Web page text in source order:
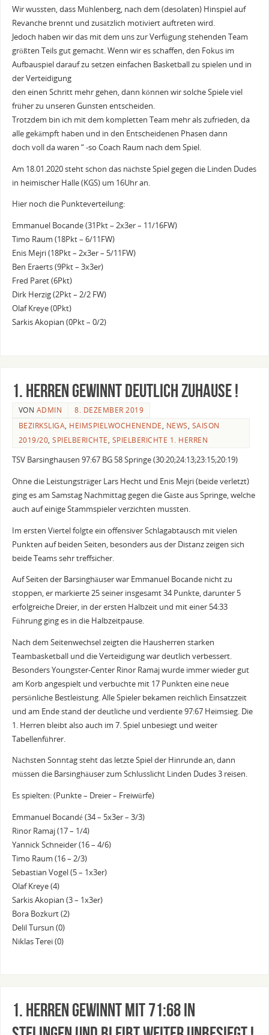
Wir wussten, dass Mühlenberg, nach dem (desolaten) Hinspiel auf
Revanche brennt und zusätzlich motiviert auftreten wird.
Jedoch haben wir das mit dem uns zur Verfügung stehenden Team
größten Teils gut gemacht. Wenn wir es schaffen, den Fokus im
Aufbauspiel darauf zu setzen einfachen Basketball zu spielen und in
der Verteidigung
den einen Schritt mehr gehen, dann können wir solche Spiele viel
früher zu unseren Gunsten entscheiden.
Trotzdem bin ich mit dem kompletten Team mehr als zufrieden, da
alle gekämpft haben und in den Entscheidenen Phasen dann
doch voll da waren “ -so Coach Raum nach dem Spiel.
Am 18.01.2020 steht schon das nächste Spiel gegen die Linden Dudes
in heimischer Halle (KGS) um 16Uhr an.
Hier noch die Punkteverteilung:
Emmanuel Bocande (31Pkt – 2x3er – 11/16FW)
Timo Raum (18Pkt – 6/11FW)
Enis Mejri (18Pkt – 2x3er – 5/11FW)
Ben Eraerts (9Pkt – 3x3er)
Fred Paret (6Pkt)
Dirk Herzig (2Pkt – 2/2 FW)
Olaf Kreye (0Pkt)
Sarkis Akopian (0Pkt – 0/2)
1. Herren gewinnt deutlich zuhause !
VON ADMIN
8. DEZEMBER 2019
BEZIRKSLIGA, HEIMSPIELWOCHENENDE, NEWS, SAISON
2019/20,SPIELBERICHTE, SPIELBERICHTE 1. HERREN
TSV Barsinghausen 97:67 BG 58 Springe (30:20;24:13;23:15;20:19)
Ohne die Leistungsträger Lars Hecht und Enis Mejri (beide verletzt)
ging es am Samstag Nachmittag gegen die Gäste aus Springe, welche
auch auf einige Stammspieler verzichten mussten.
Im ersten Viertel folgte ein offensiver Schlagabtausch mit vielen
Punkten auf beiden Seiten, besonders aus der Distanz zeigen sich
beide Teams sehr treffsicher.
Auf Seiten der Barsinghäuser war Emmanuel Bocande nicht zu
stoppen, er markierte 25 seiner insgesamt 34 Punkte, darunter 5
erfolgreiche Dreier, in der ersten Halbzeit und mit einer 54:33
Führung ging es in die Halbzeitpause.
Nach dem Seitenwechsel zeigten die Hausherren starken
Teambasketball und die Verteidigung war deutlich verbessert.
Besonders Youngster-Center Rinor Ramaj wurde immer wieder gut
am Korb angespielt und verbuchte mit 17 Punkten eine neue
persönliche Bestleistung. Alle Spieler bekamen reichlich Einsatzzeit
und am Ende stand der deutliche und verdiente 97:67 Heimsieg. Die
1. Herren bleibt also auch im 7. Spiel unbesiegt und weiter
Tabellenführer.
Nächsten Sonntag steht das letzte Spiel der Hinrunde an, dann
müssen die Barsinghäuser zum Schlusslicht Linden Dudes 3 reisen.
Es spielten: (Punkte – Dreier – Freiwürfe)
Emmanuel Bocandé (34 – 5x3er – 3/3)
Rinor Ramaj (17 – 1/4)
Yannick Schneider (16 – 4/6)
Timo Raum (16 – 2/3)
Sebastian Vogel (5 – 1x3er)
Olaf Kreye (4)
Sarkis Akopian (3 – 1x3er)
Bora Bozkurt (2)
Delil Tursun (0)
Niklas Terei (0)
1. Herren gewinnt mit 71:68 in